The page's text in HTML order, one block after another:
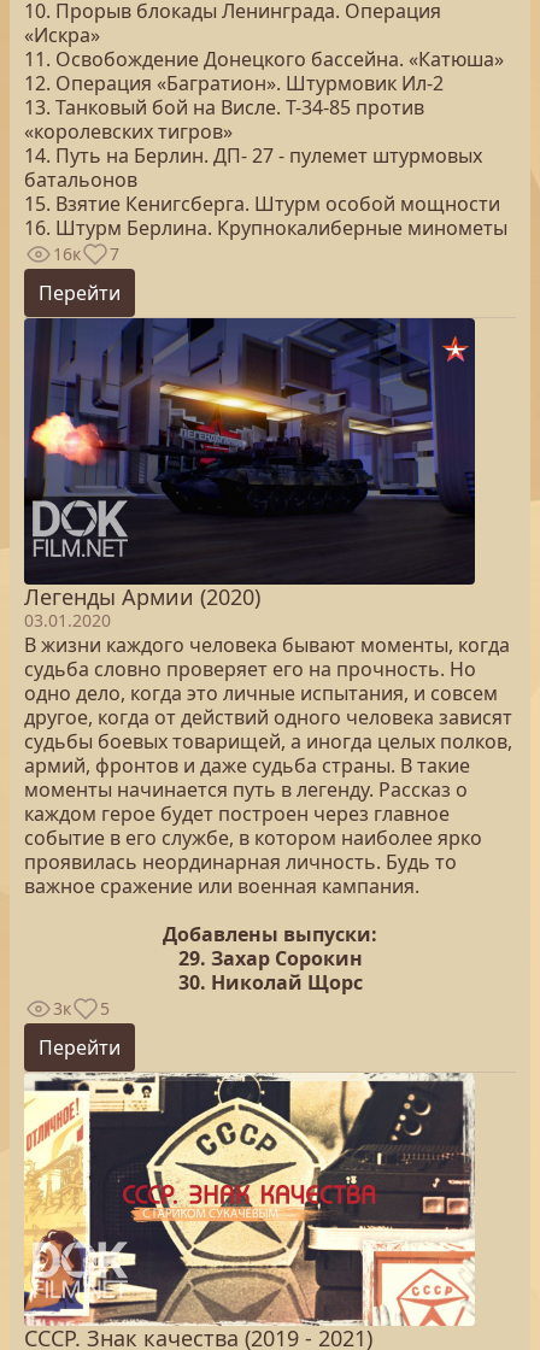
10. Прорыв блокады Ленинграда. Операция
«Искра»
11. Освобождение Донецкого бассейна. «Катюша»
12. Операция «Багратион». Штурмовик Ил-2
13. Танковый бой на Висле. Т-34-85 против
«королевских тигров»
14. Путь на Берлин. ДП- 27 - пулемет штурмовых
батальонов
15. Взятие Кенигсберга. Штурм особой мощности
16. Штурм Берлина. Крупнокалиберные минометы
16к 7
Перейти
Легенды Армии (2020)
03.01.2020
В жизни каждого человека бывают моменты, когда
судьба словно проверяет его на прочность. Но
одно дело, когда это личные испытания, и совсем
другое, когда от действий одного человека зависят
судьбы боевых товарищей, а иногда целых полков,
армий, фронтов и даже судьба страны. В такие
моменты начинается путь в легенду. Рассказ о
каждом герое будет построен через главное
событие в его службе, в котором наиболее ярко
проявилась неординарная личность. Будь то
важное сражение или военная кампания.
Добавлены выпуски:
29. Захар Сорокин
30. Николай Щорс
3к 5
Перейти
СССР. Знак качества (2019 - 2021)